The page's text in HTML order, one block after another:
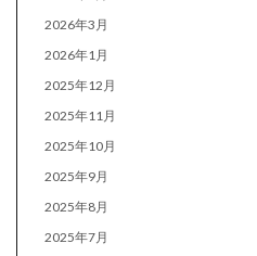
2026年3月
2026年1月
2025年12月
2025年11月
2025年10月
2025年9月
2025年8月
2025年7月